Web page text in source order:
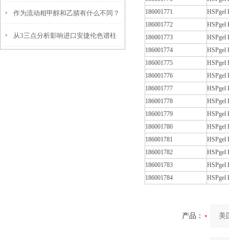
单位的换算
作为流动相甲醇和乙腈有什么不同？
从3三点分析影响进口安捷伦色谱柱
186001771
186001772
186001773
186001774
186001775
186001776
186001777
186001778
186001779
186001780
186001781
186001782
186001783
186001784
产品：